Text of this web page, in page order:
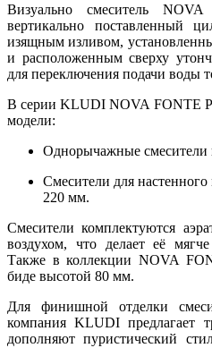
Визуально смеситель
вертикально поставленный
изящным изливом,
и расположенным сверху
для переключения подачи воды
В серии KLUDI NOVA FONTE
модели:
Однорычажные смесители
Смесители для
220 мм.
Смесители комплектуются
воздухом, что делает её
Также в коллекции NOVA
биде высотой 80 мм.
Для финишной отделки
компания KLUDI предлагает
дополняют пуристический